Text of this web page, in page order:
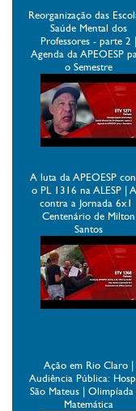
Reorganização das
Saúde Mental dos
Professores - parte 2
Agenda da APEOESP
o Semestre
A luta da APEOESP
o PL 1316 na ALESP |
contra a Jornada 6x1
Centenário de Milton
Santos
Ação em Rio Claro |
Audiência Pública:
São Mateus |
Matemática